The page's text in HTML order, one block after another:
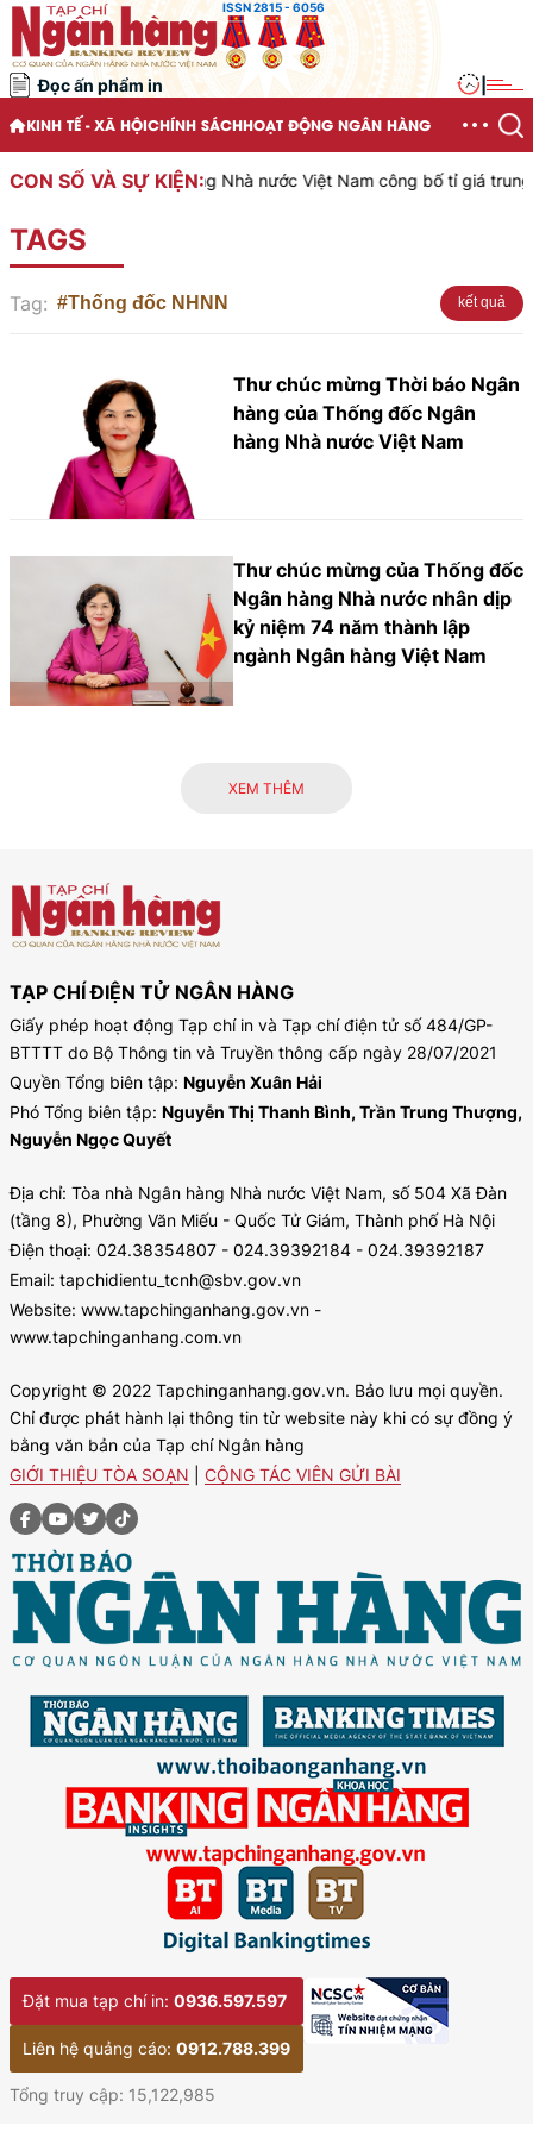
ISSN 2815 - 6056
Đọc ấn phẩm in
KINH TẾ - XÃ HỘICHÍNH SÁCHHOẠT ĐỘNG NGÂN HÀNG
CON SỐ VÀ SỰ KIỆN:Ngân hàng Nhà nước Việt Nam công bố tỉ giá trung
TAGS
Tag: #Thống đốc NHNN kết quả
Thư chúc mừng Thời báo Ngân
hàng của Thống đốc Ngân
hàng Nhà nước Việt Nam
Thư chúc mừng của Thống đốc
Ngân hàng Nhà nước nhân dịp
kỷ niệm 74 năm thành lập
ngành Ngân hàng Việt Nam
XEM THÊM
TẠP CHÍ ĐIỆN TỬ NGÂN HÀNG
Giấy phép hoạt động Tạp chí in và Tạp chí điện tử số 484/GP-
BTTTT do Bộ Thông tin và Truyền thông cấp ngày 28/07/2021
Quyền Tổng biên tập: Nguyễn Xuân Hải
Phó Tổng biên tập: Nguyễn Thị Thanh Bình, Trần Trung Thượng,
Nguyễn Ngọc Quyết
Địa chỉ: Tòa nhà Ngân hàng Nhà nước Việt Nam, số 504 Xã Đàn
(tầng 8), Phường Văn Miếu - Quốc Tử Giám, Thành phố Hà Nội
Điện thoại: 024.38354807 - 024.39392184 - 024.39392187
Email: tapchidientu_tcnh@sbv.gov.vn
Website: www.tapchinganhang.gov.vn -
www.tapchinganhang.com.vn
Copyright © 2022 Tapchinganhang.gov.vn. Bảo lưu mọi quyền.
Chỉ được phát hành lại thông tin từ website này khi có sự đồng ý
bằng văn bản của Tạp chí Ngân hàng
GIỚI THIỆU TÒA SOẠN
CỘNG TÁC VIÊN GỬI BÀI
Đặt mua tạp chí in: 0936.597.597
Liên hệ quảng cáo: 0912.788.399
Tổng truy cập: 15,122,985